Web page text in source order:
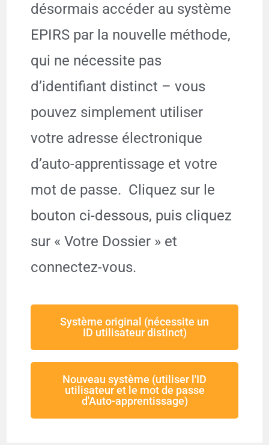
désormais accéder au système
EPIRS par la nouvelle méthode,
qui ne nécessite pas
d’identifiant distinct – vous
pouvez simplement utiliser
votre adresse électronique
d’auto-apprentissage et votre
mot de passe. Cliquez sur le
bouton ci-dessous, puis cliquez
sur « Votre Dossier » et
connectez-vous.
Système original (nécessite un
ID utilisateur distinct)
Nouveau système (utiliser l'ID
utilisateur et le mot de passe
d'Auto-apprentissage)